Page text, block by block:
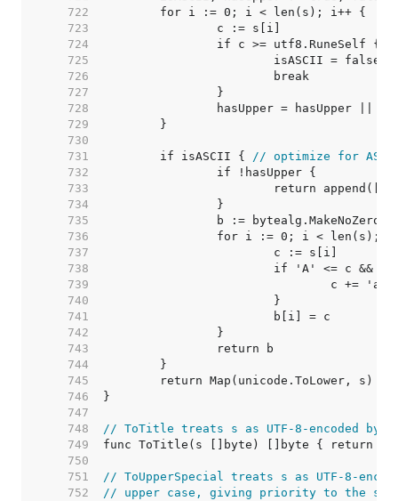
   722
   723
   724
   725
   726
   727
   728
   729
   730
   731
	if isASCII {
// optimize for
   732
   733
   734
   735
   736
   737
   738
   739
   740
   741
   742
   743
   744
   745
   746
   747
   748
// ToTitle treats s as UTF-8-encoded
   749
   750
   751
// ToUpperSpecial treats s as UTF-8-
   752
// upper case, giving priority to the